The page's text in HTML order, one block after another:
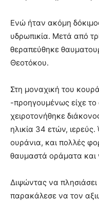
Ενώ ήταν ακόμη
υδρωπικία. Μετά από
θεραπεύθηκε
Θεοτόκου.
Στη μοναχική του
-προηγουμένως είχε
χειροτονήθηκε
ηλικία 34 ετών,
ουράνια, και πολλές
θαυμαστά οράματα και
Διψώντας να
παρακάλεσε να τον